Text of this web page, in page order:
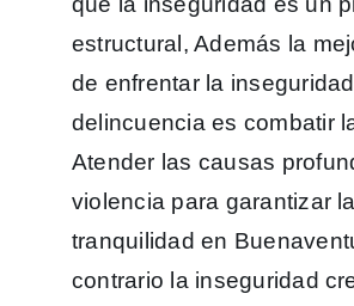
estructural, Además la
de enfrentar la
delincuencia es combatir
Atender las causas
violencia para garantizar
tranquilidad en
contrario la inseguridad